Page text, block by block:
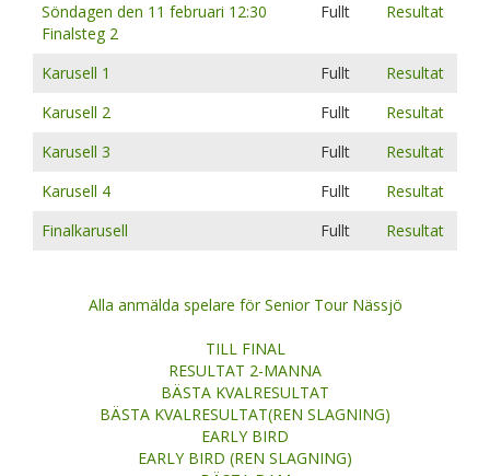
Söndagen den 11 februari 12:30
Finalsteg 2
Fullt Resultat
Karusell 1 Fullt
Resultat
Karusell 2
Fullt
Resultat
Karusell 3
Fullt
Resultat
Karusell 4
Fullt
Resultat
Finalkarusell
Fullt Resultat
Alla anmälda spelare för Senior Tour Nässjö
TILL FINAL
RESULTAT 2-MANNA
BÄSTA KVALRESULTAT
BÄSTA KVALRESULTAT(REN SLAGNING)
EARLY BIRD
EARLY BIRD (REN SLAGNING)